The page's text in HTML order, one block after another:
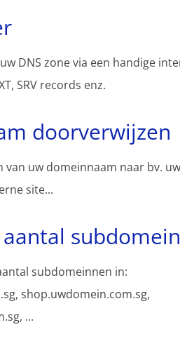
DNS zone via een handige
SRV records enz.
doorverwijzen
van uw domeinnaam naar bv. uw
site...
subdomeinnen in:
shop.uwdomein.com.sg,
...